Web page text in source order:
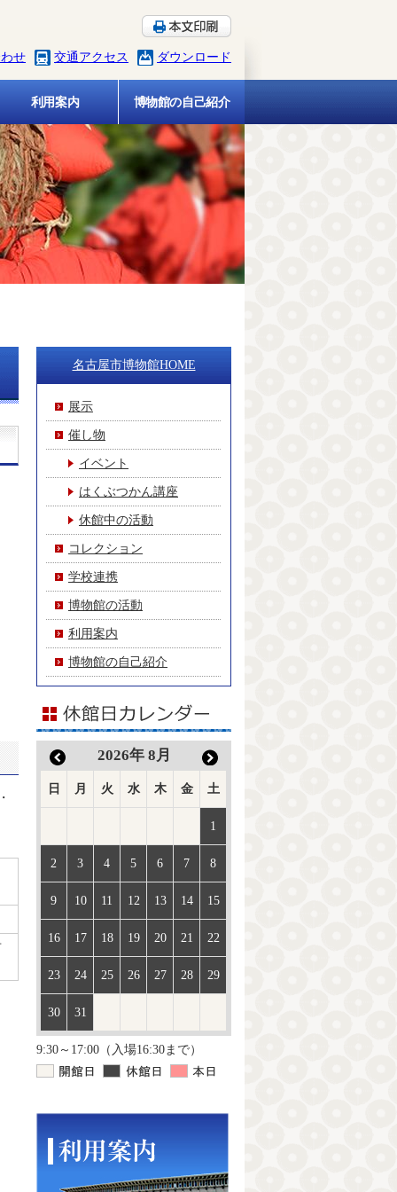
せ 交通アクセス ダウンロード
利用案内 博物館の自己紹介
名古屋市博物館HOME
展示
催し物
イベント
はくぶつかん講座
休館中の活動
コレクション
学校連携
博物館の活動
利用案内
博物館の自己紹介
2026年 8月
日 月 火 水 木 金 土
1
2 3 4 5 6 7 8
9 10 11 12 13 14 15
16 17 18 19 20 21 22
23 24 25 26 27 28 29
30 31
9:30～17:00（入場16:30まで）